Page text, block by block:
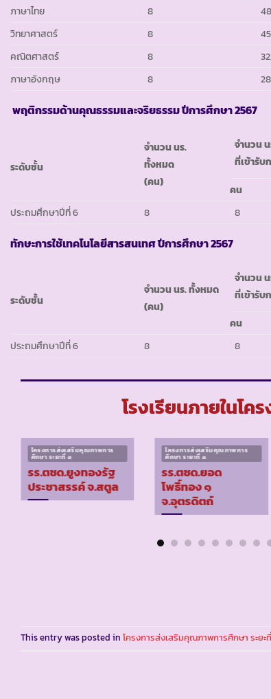
ภาษาไทย
8
วิทยาศาสตร์
8
คณิตศาสตร์
8
ภาษาอังกฤษ
8
พฤติกรรมด้านคุณธรรมและจริยธรรม ปีการศึกษา 2567
ระดับชั้น
จำนวน นร.
ทั้งหมด
(คน)
จำนวน
ที่เข้ารับ
คน
ประถมศึกษาปีที่ 6
8 8
ทักษะการใช้เทคโนโลยีสารสนเทศ ปีการศึกษา 2567
ระดับชั้น
จำนวน นร. ทั้งหมด
(คน)
จำนวน
ที่เข้ารับ
คน
ประถมศึกษาปีที่ 6
8 8
โรงเรียนภายในโ
โครงการส่งเสริมคุณภาพการ
ศึกษา ระยะที่ ๕
รร.ตชด.ยูงทองรัฐ
ประชาสรรค์ จ.สตูล
โครงการส่งเสริมคุณภาพการ
ศึกษา ระยะที่ ๕
รร.ตชด.ยอด
โพธิ์ทอง ๑
จ.อุตรดิตถ์
This entry was posted in โครงการส่งเสริมคุณภาพการศึกษา ระยะ